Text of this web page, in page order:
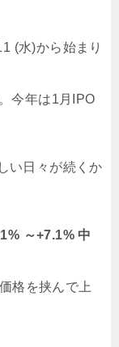
(水)から始まり
今年は1月IPO
い日々が続くか
～+7.1% 中
格を挟んで上